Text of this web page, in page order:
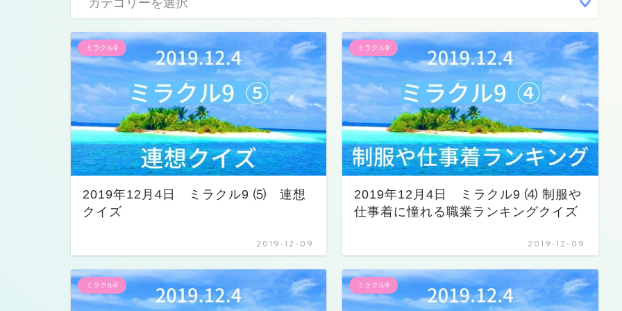
ミラクル9
2019年12月4日 ミラクル9 ⑸ 連想
クイズ
2019-12-09
ミラクル9
2019年12月4日 ミラクル9 ⑷ 制服や
仕事着に憧れる職業ランキングクイズ
2019-12-09
ミラクル9 ミラクル9